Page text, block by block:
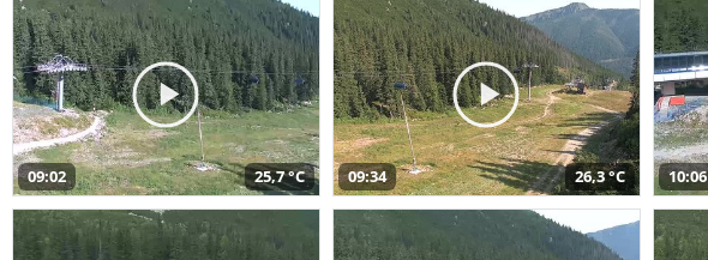
09:02 25,7 °C 09:34 26,3 °C 10:06